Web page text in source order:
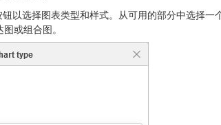
钮以选择图表类型和样式。从可用的部分中选择一
或组合图。